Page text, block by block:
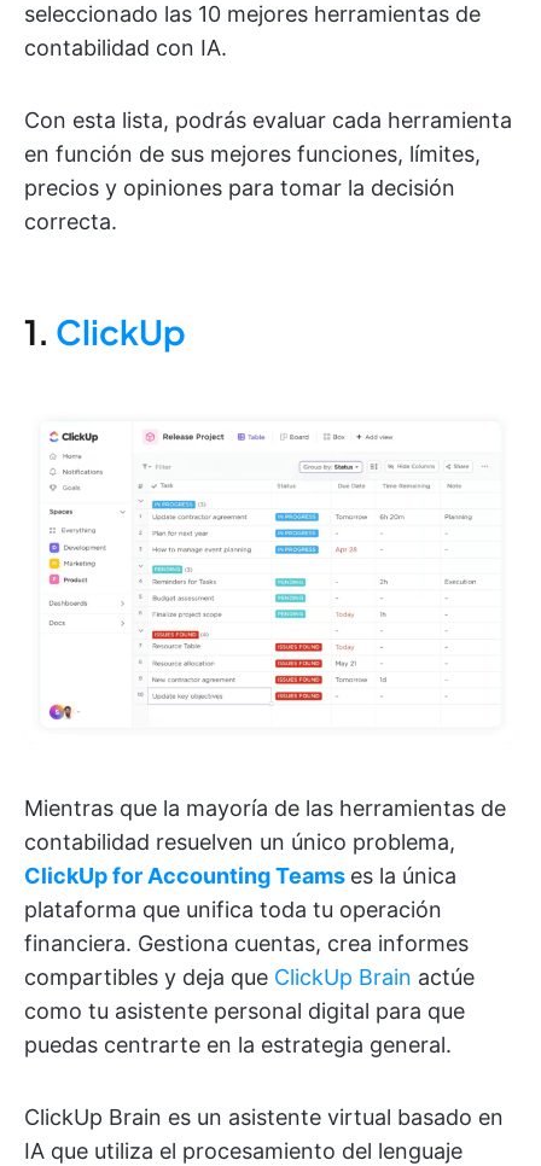
seleccionado las 10 mejores herramientas de
contabilidad con IA.
Con esta lista, podrás evaluar cada herramienta
en función de sus mejores funciones, límites,
precios y opiniones para tomar la decisión
correcta.
1. ClickUp
Mientras que la mayoría de las herramientas de
contabilidad resuelven un único problema,
ClickUp for Accounting Teams es la única
plataforma que unifica toda tu operación
financiera. Gestiona cuentas, crea informes
compartibles y deja que ClickUp Brain actúe
como tu asistente personal digital para que
puedas centrarte en la estrategia general.
ClickUp Brain es un asistente virtual basado en
IA que utiliza el procesamiento del lenguaje